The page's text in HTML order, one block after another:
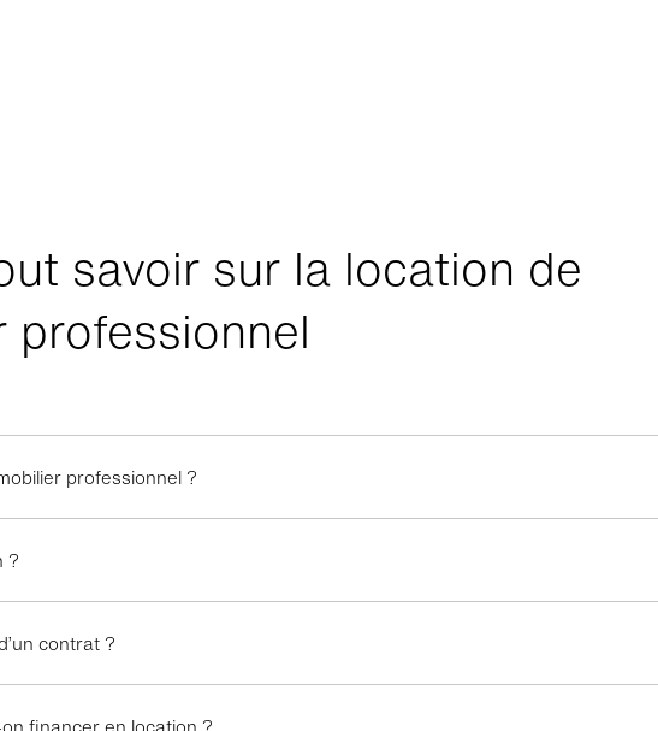
savoir sur la location de
professionnel
professionnel ?
?
contrat ?